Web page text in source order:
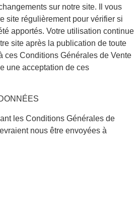
sur notre site. Il vous
site régulièrement pour vérifier si
apportés. Votre utilisation continue
site après la publication de toute
ces Conditions Générales de Vente
une acceptation de ces
les Conditions Générales de
nous être envoyées à